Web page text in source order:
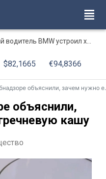
устроил хаос на перекрестке
$82,1665 €94,8366
объяснили, зачем нужно есть гречневую кашу
объяснили,
кашу